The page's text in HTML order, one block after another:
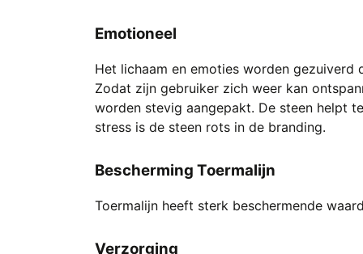
Emotioneel
Het lichaam en emoties worden
Zodat zijn gebruiker zich weer kan
worden stevig aangepakt. De steen helpt
stress is de steen rots in de branding.
Bescherming Toermalijn
Toermalijn heeft sterk beschermende
Verzorging